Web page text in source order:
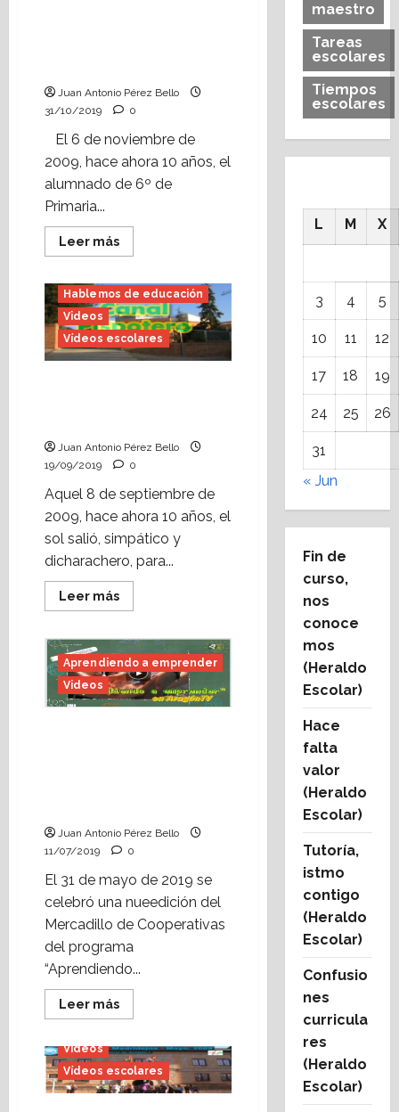
Juan Antonio Pérez Bello
31/10/2019
0
El 6 de noviembre de
2009, hace ahora 10 años, el
alumnado de 6º de
Primaria...
Leer másLeer
más
Pleno
infantil
en
el
Ayuntamiento
de
Alcorisa
Hablemos de educación
Videos
Vídeos escolares
Juan Antonio Pérez Bello
19/09/2019
0
Aquel 8 de septiembre de
2009, hace ahora 10 años, el
sol salió, simpático y
dicharachero, para...
Leer másLeer
más
Primer
día
de
curso
en
Alcorisa
Aprendiendo a emprender
Videos
Juan Antonio Pérez Bello
11/07/2019
0
El 31 de mayo de 2019 se
celebró una nueedición del
Mercadillo de Cooperativas
del programa
“Aprendiendo...
Leer másLeer
más
Aprendiendo
a
emprender:
«Cosas
Videos
Vídeos escolares
maestro
Tareas
escolares
Tiempos
escolares
L M X
3 4 5
10 11 12
17 18 19
24 25 26
31
« Jun
Fin de
curso,
nos
conoce
mos
(Heraldo
Escolar)
Hace
falta
valor
(Heraldo
Escolar)
Tutoría,
istmo
contigo
(Heraldo
Escolar)
Confusio
nes
curricula
res
(Heraldo
Escolar)